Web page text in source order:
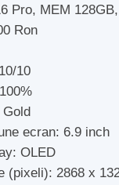
Pro, MEM
Ron
10
Gold
ecran: 6.9 inch
OLED
(pixeli): 2868 x